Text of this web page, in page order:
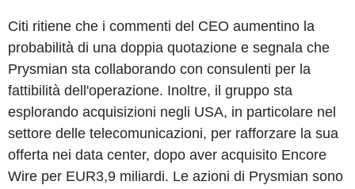
Citi ritiene che i commenti del CEO aumentino la
probabilità di una doppia quotazione e segnala che
Prysmian sta collaborando con consulenti per la
fattibilità dell'operazione. Inoltre, il gruppo sta
esplorando acquisizioni negli USA, in particolare nel
settore delle telecomunicazioni, per rafforzare la sua
offerta nei data center, dopo aver acquisito Encore
Wire per EUR3,9 miliardi. Le azioni di Prysmian sono